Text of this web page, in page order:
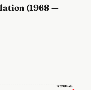
(1968 —
17 298 hab.